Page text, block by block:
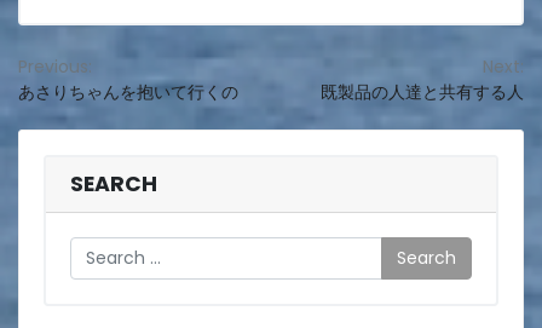
投
稿
Previous:
あさりちゃんを抱いて行くの
Next:
既製品の人達と共有する人
SEARCH
Search